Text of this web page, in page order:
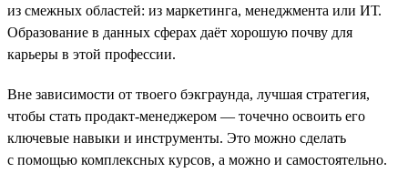
из смежных областей: из маркетинга, менеджмента или ИТ.
Образование в данных сферах даёт хорошую почву для
карьеры в этой профессии.
Вне зависимости от твоего бэкграунда, лучшая стратегия,
чтобы стать продакт-менеджером — точечно освоить его
ключевые навыки и инструменты. Это можно сделать
с помощью комплексных курсов, а можно и самостоятельно.